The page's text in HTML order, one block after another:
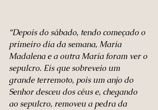
“Depois do sábado, tendo começado o
primeiro dia da semana, Maria
Madalena e a outra Maria foram ver o
sepulcro. Eis que sobreveio um
grande terremoto, pois um anjo do
Senhor desceu dos céus e, chegando
ao sepulcro, removeu a pedra da